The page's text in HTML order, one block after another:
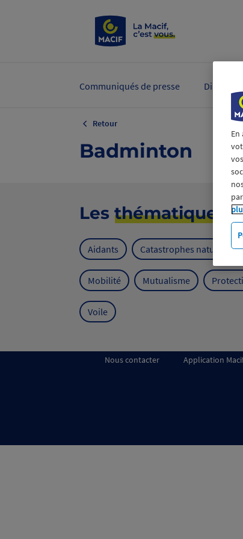
Communiqués de presse
Retour
Badminton
Les thématiques
Aidants Catastrophes naturelles
Mobilité Mutualisme
Voile
Nous contacter Application